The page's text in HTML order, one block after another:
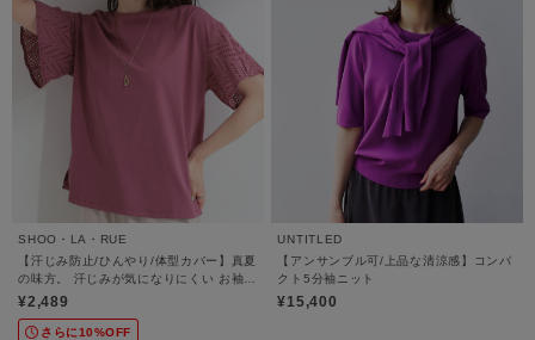
SHOO・LA・RUE
【汗じみ防止/ひんやり/体型カバー】真夏
の味方。 汗じみが気になりにくい お袖レ
ースフレアTシャツ
¥2,489
さらに10%OFF
UNTITLED
【アンサンブル可/上品な清涼感】コンパ
クト5分袖ニット
¥15,400